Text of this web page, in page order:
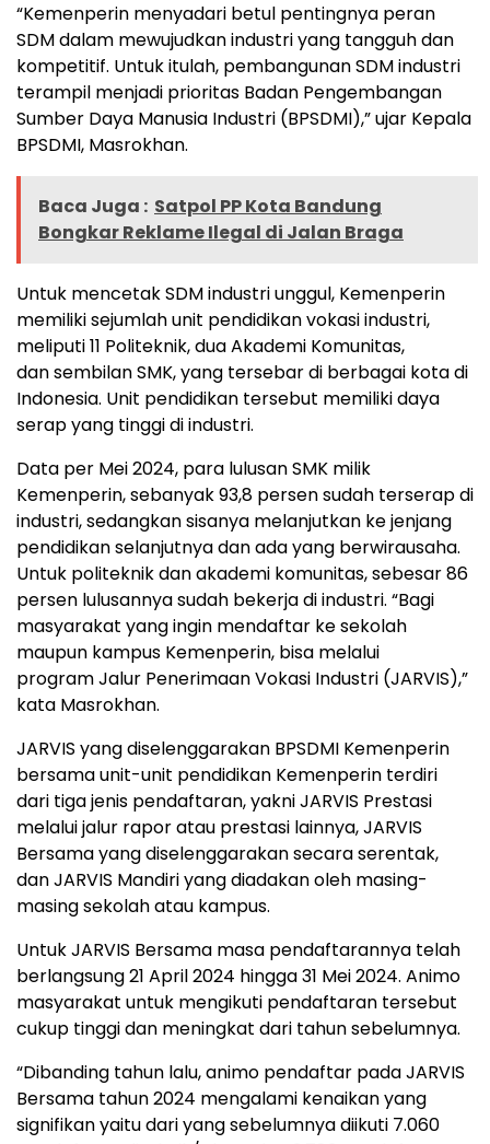
“Kemenperin menyadari betul pentingnya peran
SDM dalam mewujudkan industri yang tangguh dan
kompetitif. Untuk itulah, pembangunan SDM industri
terampil menjadi prioritas Badan Pengembangan
Sumber Daya Manusia Industri (BPSDMI),” ujar Kepala
BPSDMI, Masrokhan.
Baca Juga : Satpol PP Kota Bandung
Bongkar Reklame Ilegal di Jalan Braga
Untuk mencetak SDM industri unggul, Kemenperin
memiliki sejumlah unit pendidikan vokasi industri,
meliputi 11 Politeknik, dua Akademi Komunitas,
dan sembilan SMK, yang tersebar di berbagai kota di
Indonesia. Unit pendidikan tersebut memiliki daya
serap yang tinggi di industri.
Data per Mei 2024, para lulusan SMK milik
Kemenperin, sebanyak 93,8 persen sudah terserap di
industri, sedangkan sisanya melanjutkan ke jenjang
pendidikan selanjutnya dan ada yang berwirausaha.
Untuk politeknik dan akademi komunitas, sebesar 86
persen lulusannya sudah bekerja di industri. “Bagi
masyarakat yang ingin mendaftar ke sekolah
maupun kampus Kemenperin, bisa melalui
program Jalur Penerimaan Vokasi Industri (JARVIS),”
kata Masrokhan.
JARVIS yang diselenggarakan BPSDMI Kemenperin
bersama unit-unit pendidikan Kemenperin terdiri
dari tiga jenis pendaftaran, yakni JARVIS Prestasi
melalui jalur rapor atau prestasi lainnya, JARVIS
Bersama yang diselenggarakan secara serentak,
dan JARVIS Mandiri yang diadakan oleh masing-
masing sekolah atau kampus.
Untuk JARVIS Bersama masa pendaftarannya telah
berlangsung 21 April 2024 hingga 31 Mei 2024. Animo
masyarakat untuk mengikuti pendaftaran tersebut
cukup tinggi dan meningkat dari tahun sebelumnya.
“Dibanding tahun lalu, animo pendaftar pada JARVIS
Bersama tahun 2024 mengalami kenaikan yang
signifikan yaitu dari yang sebelumnya diikuti 7.060